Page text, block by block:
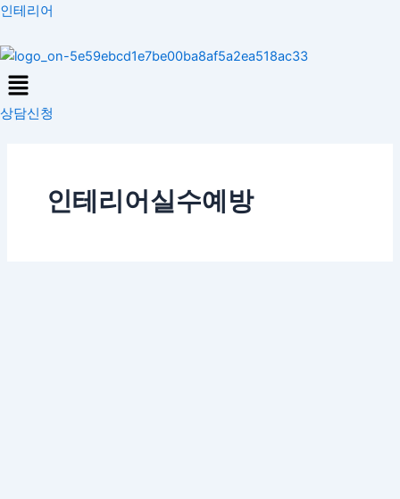
콘
츠
로
건
너
인테리어
Menu
상담신청
인테리어실수예방